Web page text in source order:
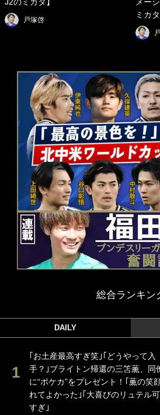
戸塚啓
ミカタ
総合ランキン
DAILY
｢お土産最高すぎ笑｣｢どうやって入
手？｣ブライトン帰還の三笘薫、同
に“ポケカ”をプレゼント！｢薫の笑
れてよかった｣｢大喜びのリュテル
すぎ｣